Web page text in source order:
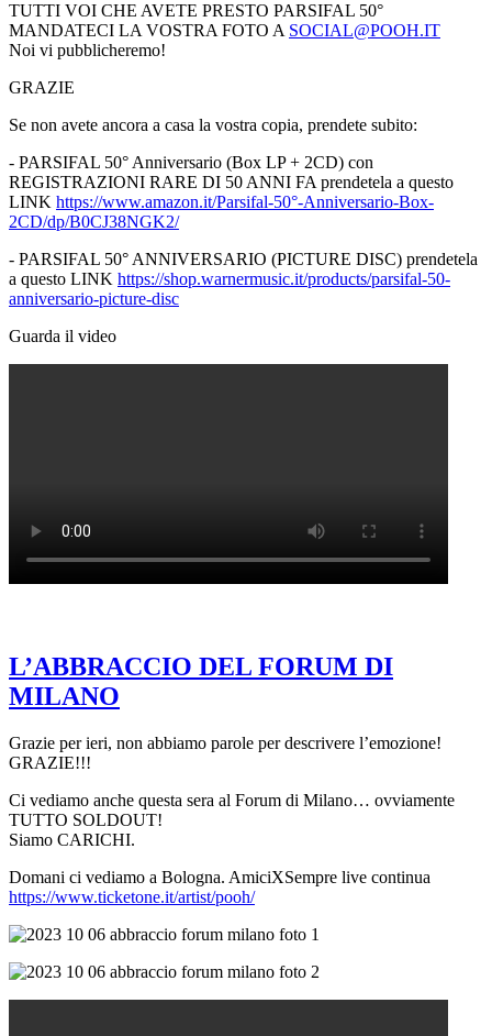
TUTTI VOI CHE AVETE PRESTO PARSIFAL 50°
MANDATECI LA VOSTRA FOTO A SOCIAL@POOH.IT
Noi vi pubblicheremo!
GRAZIE
Se non avete ancora a casa la vostra copia, prendete subito:
- PARSIFAL 50° Anniversario (Box LP + 2CD) con
REGISTRAZIONI RARE DI 50 ANNI FA prendetela a questo
LINK https://www.amazon.it/Parsifal-50°-Anniversario-Box-
2CD/dp/B0CJ38NGK2/
- PARSIFAL 50° ANNIVERSARIO (PICTURE DISC) prendetela
a questo LINK https://shop.warnermusic.it/products/parsifal-50-
anniversario-picture-disc
Guarda il video
L’ABBRACCIO DEL FORUM DI
MILANO
Grazie per ieri, non abbiamo parole per descrivere l’emozione!
GRAZIE!!!
Ci vediamo anche questa sera al Forum di Milano… ovviamente
TUTTO SOLDOUT!
Siamo CARICHI.
Domani ci vediamo a Bologna. AmiciXSempre live continua
https://www.ticketone.it/artist/pooh/